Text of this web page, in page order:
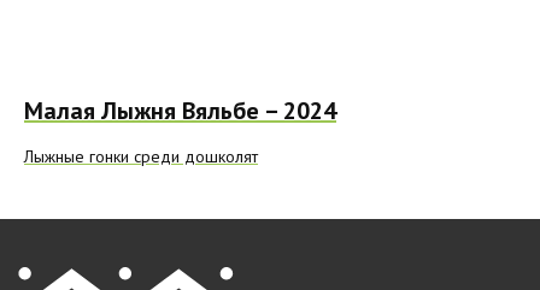
Малая Лыжня Вяльбе – 2024
Лыжные гонки среди дошколят